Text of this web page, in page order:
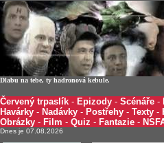
Dlabu na tebe, ty hadronová kebule.
Červený trpaslík - Epizody - Scénáře -
Havárky - Nadávky - Postřehy - Texty -
Obrázky - Film - Quiz - Fantazie -
Dnes je 07.08.2026